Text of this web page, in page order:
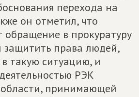
перехода на
он отметил, что
обращение в прокуратуру
защитить права людей,
такую ситуацию, и
РЭК
принимающей